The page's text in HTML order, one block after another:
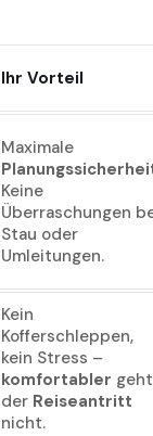
Ihr Vorteil
Maximale
Keine
Überraschungen
Stau oder
Umleitungen.
Kein
Kofferschleppen,
kein Stress –
komfortabler geht
der Reiseantritt
nicht.